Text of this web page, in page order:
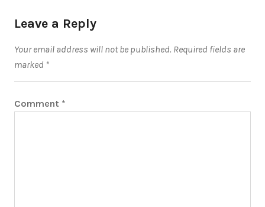
Leave a Reply
Your email address will not be published. Required fields are
marked *
Comment *